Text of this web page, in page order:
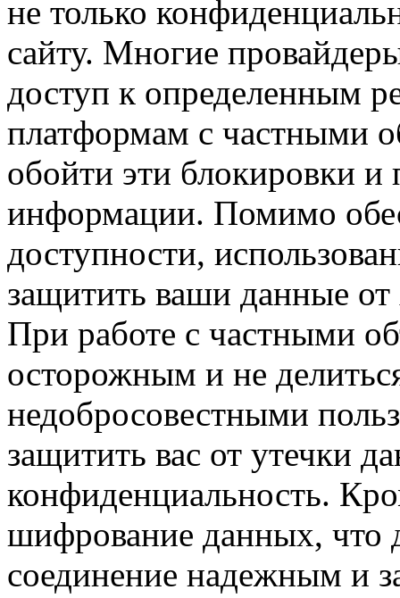
не только
сайту. Многие
доступ к определенным
платформам с частными
обойти эти блокировки
информации. Помимо
доступности,
защитить ваши данные от
При работе с частными
осторожным и не
недобросовестными
защитить вас от утечки
конфиденциальность.
шифрование данных, что
соединение надежным и